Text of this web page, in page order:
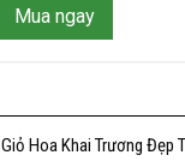
Mua ngay
Giỏ Hoa Khai Trương Đẹp